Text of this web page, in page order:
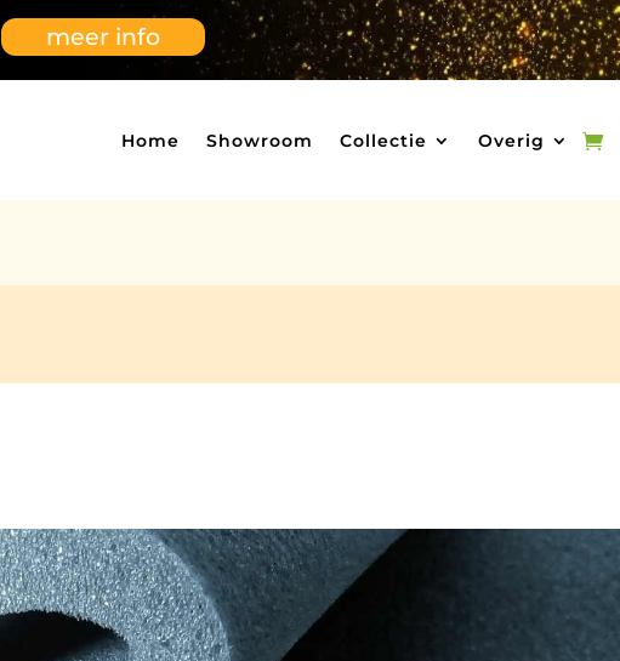
meer info
Home Showroom Collectie Overig